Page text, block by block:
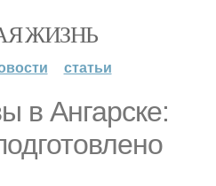
ЖИЗНЬ
статьи
в Ангарске: